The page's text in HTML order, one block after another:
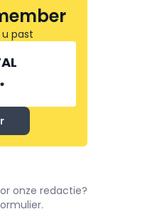
past
onze redactie?